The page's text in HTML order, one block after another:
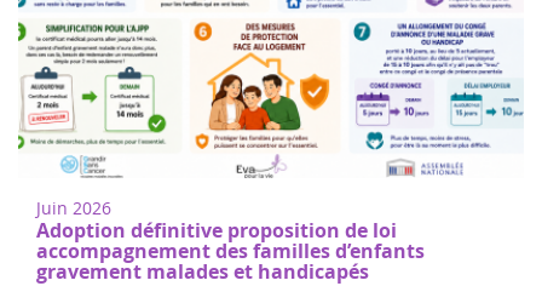
Juin 2026
Adoption définitive proposition de loi
accompagnement des familles d’enfants
gravement malades et handicapés
18
juin
2022
Femmes de coeur à Nogent sur
Oise
Marchez ou courez pour soutenir la
Paris.Inscription gratuite sur place. ...